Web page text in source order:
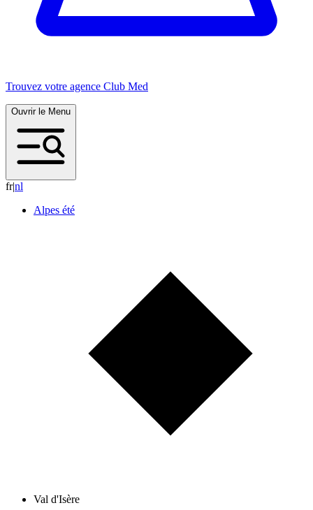
Trouvez votre agence Club Med
Ouvrir le Menu
fr|nl
Alpes été
Val d'Isère